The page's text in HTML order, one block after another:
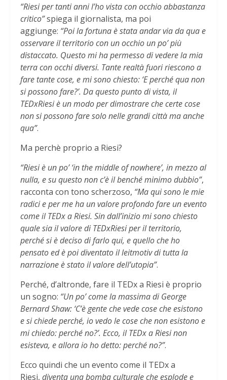
“Riesi per tanti anni l’ho vista con occhio abbastanza
critico”spiega il giornalista, ma poi
aggiunge: “Poi la fortuna è stata andar via da qua e
osservare il territorio con un occhio un po’ più
distaccato. Questo mi ha permesso di vedere la mia
terra con occhi diversi. Tante realtà fuori riescono a
fare tante cose, e mi sono chiesto: ‘E perché qua non
si possono fare?’. Da questo punto di vista, il
TEDxRiesi è un modo per dimostrare che certe cose
non si possono fare solo nelle grandi città ma anche
qua”.
Ma perchè proprio a Riesi?
“Riesi è un po’ ‘in the middle of nowhere’, in mezzo al
nulla, e su questo non c’è il benché minimo dubbio”,
racconta con tono scherzoso, “Ma qui sono le mie
radici e per me ha un valore profondo fare un evento
come il TEDx a Riesi. Sin dall’inizio mi sono chiesto
quale sia il valore di TEDxRiesi per il territorio,
perché si è deciso di farlo qui, e quello che ho
pensato ed è poi diventato il leitmotiv di tutta la
narrazione è stato il valore dell’utopia”.
Perché, d’altronde, fare il TEDx a Riesi è proprio
un sogno: “Un po’ come la massima di George
Bernard Shaw: ‘C’è gente che vede cose che esistono
e si chiede perché, io vedo le cose che non esistono e
mi chiedo: perché no?’. Ecco, il TEDx a Riesi non
esisteva, e allora io ho detto: perché no?”.
Ecco quindi che un evento come il TEDx a
Riesi, diventa una bomba culturale che esplode e